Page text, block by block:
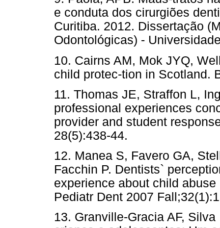
e conduta dos cirurgiões
Curitiba. 2012. Dissertação
Odontológicas) -
10. Cairns AM, Mok JYQ,
child protec-tion in Scotland.
11. Thomas JE, Straffon L,
professional experiences
provider and student
28(5):438-44.
12. Manea S, Favero GA,
Facchin P. Dentists`
experience about child
Pediatr Dent 2007
13. Granville-Gracia AF,